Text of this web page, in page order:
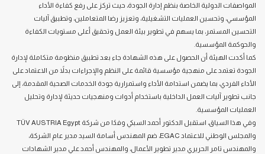
المواصفات الدولية الخاصة بنظم إدارة الجودة، حيث تركز على رفع كفاءة الأداء
المؤسسي، وتحسين العمليات التشغيلية، وتعزيز رضا المتعاملين، وتطبيق آليات
التحسين المستمر، بما يسهم في تطوير بيئة العمل وتحقيق أعلى مستويات الكفاءة
والحوكمة المؤسسية.
كما أكدت الهيئة أن الحصول على هذه الشهادة جاء بعد تطبيق منظومة متكاملة لإدارة
الجودة تعتمد على منهجية مؤسسية قائمة على النظم والإجراءات بدلاً من الاعتماد على
الأداء الفردي، بما يضمن استدامة الأداء واستمرارية جودة الخدمات الصحية المقدمة، إلى
جانب تطوير آليات العمل الداخلية باستخدام أدوات ومنهجيات حديثة لإدارة وتحليل
العمليات المؤسسية.
وفي هذا السياق، استقبل الدكتور أحمد السبكي وفدًا من شركة TÜV AUSTRIA Egypt
والمجلس الوطني للاعتماد EGAC، ضم المهندس أسامة السيد مدير عام الشركة،
والمهندس تامر الحريري مدير تطوير الأعمال، والمهندس أحمد علي مدير الشهادات